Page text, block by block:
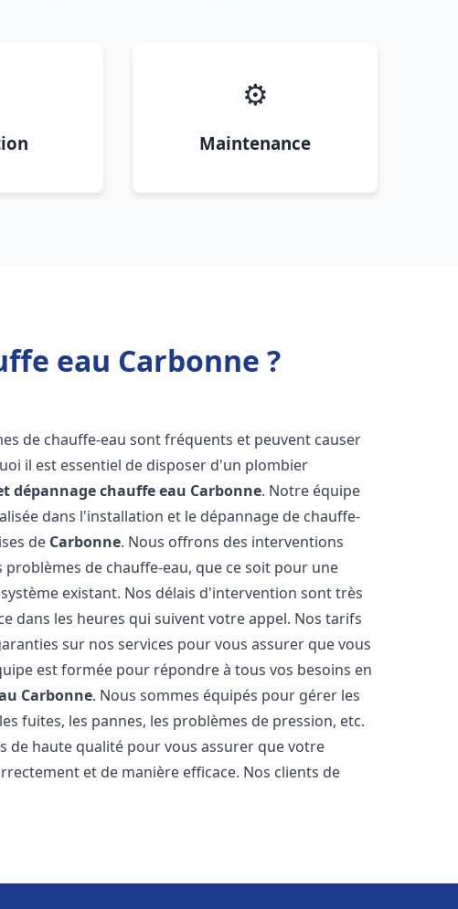
⚙️
Maintenance
eau Carbonne ?
de chauffe-eau sont fréquents et peuvent causer
il est essentiel de disposer d'un plombier
dépannage chauffe eau Carbonne. Notre équipe
dans l'installation et le dépannage de chauffe-
de Carbonne. Nous offrons des interventions
de chauffe-eau, que ce soit pour une
existant. Nos délais d'intervention sont très
dans les heures qui suivent votre appel. Nos tarifs
sur nos services pour vous assurer que vous
est formée pour répondre à tous vos besoins en
Carbonne. Nous sommes équipés pour gérer les
fuites, les pannes, les problèmes de pression, etc.
de haute qualité pour vous assurer que votre
et de manière efficace. Nos clients de